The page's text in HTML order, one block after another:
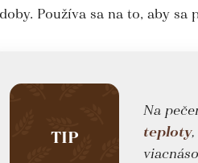
Používa sa na to, aby sa
TIP
Na
teploty